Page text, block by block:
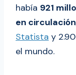
había 921
en circulación
Statista y
el mundo.